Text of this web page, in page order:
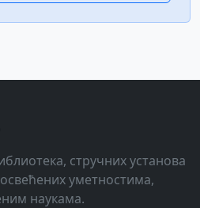
стручних установа
уметностима,
наукама.